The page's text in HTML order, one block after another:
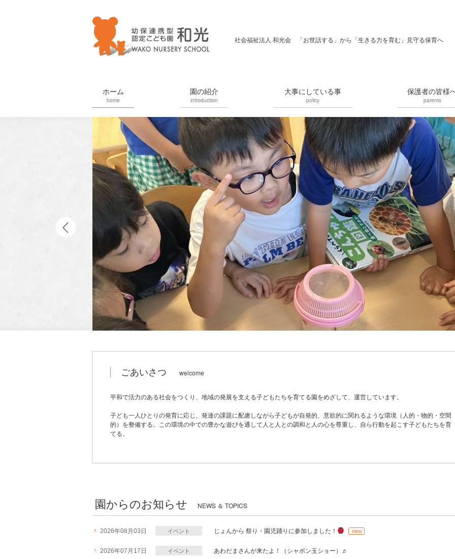
社会福祉法人 和光会 「お世話する」から「生きる力を育む」見守る保育へ
ホーム
home
園の紹介
introduction
大事にしている事
policy
保護者の皆様
parents
ごあいさつ welcome
平和で活力のある社会をつくり、地域の発展を支える子どもたちを育てる園をめざして、運営しています。
子ども一人ひとりの発育に応じ、発達の課題に配慮しながら子どもが自発的、意欲的に関れるような環境（人的・物的・空間
的）を整備する。この環境の中での豊かな遊びを通して人と人との調和と人の心を尊重し、自ら行動を起こす子どもたちを育
てる。
園からのお知らせ NEWS ＆ TOPICS
2026年08月03日 イベント じょんから 祭り・園児踊りに参加しました！ new
2026年07月17日 イベント あわだまさんが来たよ！（シャボン玉ショー）♬